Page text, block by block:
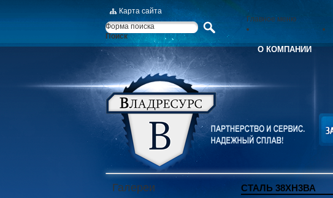
Главное меню
О КОМПАНИИ
Карта сайта
Форма поиска
Поиск
СТАЛЬ 38ХН3ВА
Галереи